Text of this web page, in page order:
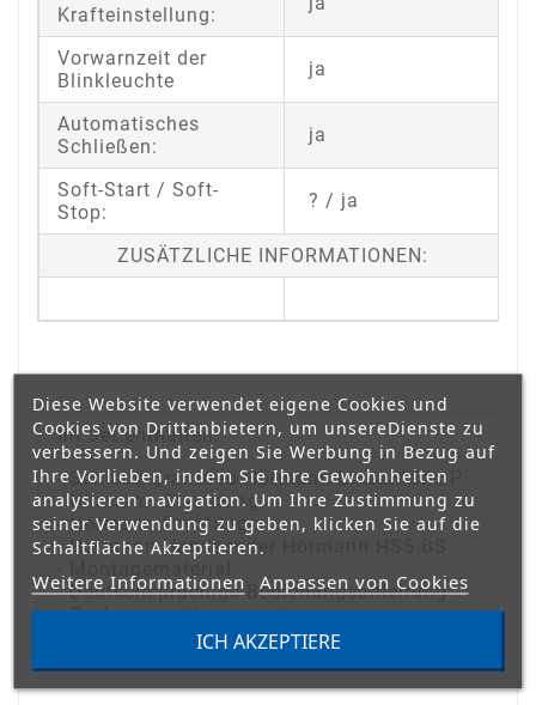
Krafteinstellung:
Vorwarnzeit der
Blinkleuchte
ja
Automatisches
Schließen:
ja
Soft-Start / Soft-
Stop:
? / ja
ZUSÄTZLICHE INFORMATIONEN:
Im Set enthalten:
- Schiebetorantrieb Hörmann LineaMatic P
- Hörmann Steuerung
- Hörmann Empfänger
- Hörmann Handsender Hörmann HS5 BS
- Deutschsprachige Bedienungsanleitung
- Rechnung mit ausgewiesener
Mehrwertsteuer
Diese Website verwendet eigene Cookies und
Cookies von Drittanbietern, um unsereDienste zu
verbessern. Und zeigen Sie Werbung in Bezug auf
Ihre Vorlieben, indem Sie Ihre Gewohnheiten
analysieren navigation. Um Ihre Zustimmung zu
seiner Verwendung zu geben, klicken Sie auf die
Schaltfläche Akzeptieren.
Weitere Informationen Anpassen von Cookies
ICH AKZEPTIERE